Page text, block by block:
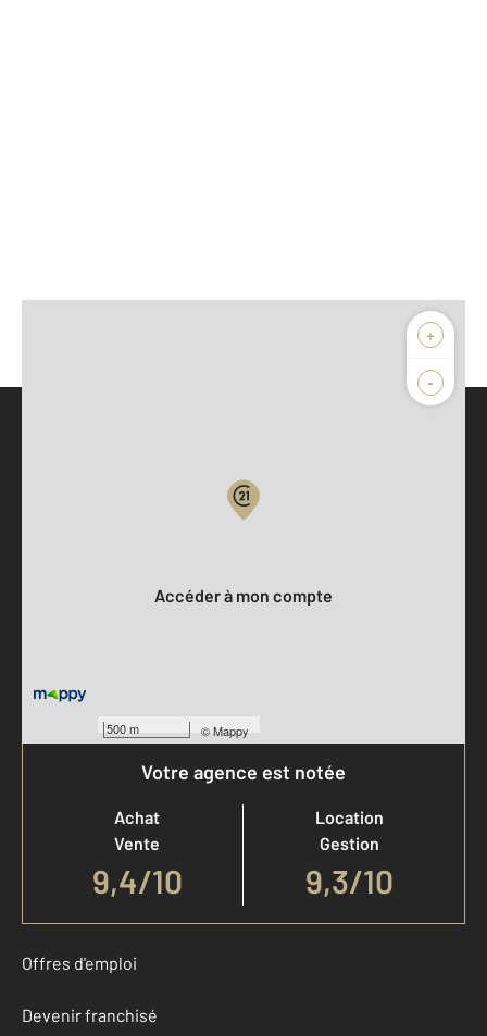
+
-
500 m ©Mappy
Accéder à mon compte
Votre agence est notée
Achat
Vente
9,4/10
Location
Gestion
9,3/10
Offres d'emploi
Devenir franchisé